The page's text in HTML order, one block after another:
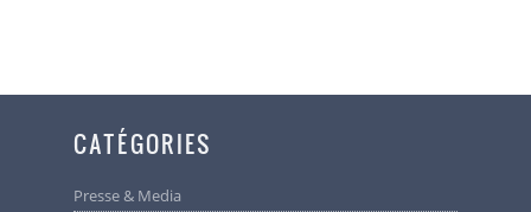
CATÉGORIES
Presse & Media